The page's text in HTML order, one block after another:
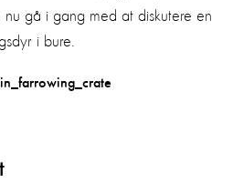
nu gå i gang med at diskutere en
i bure.